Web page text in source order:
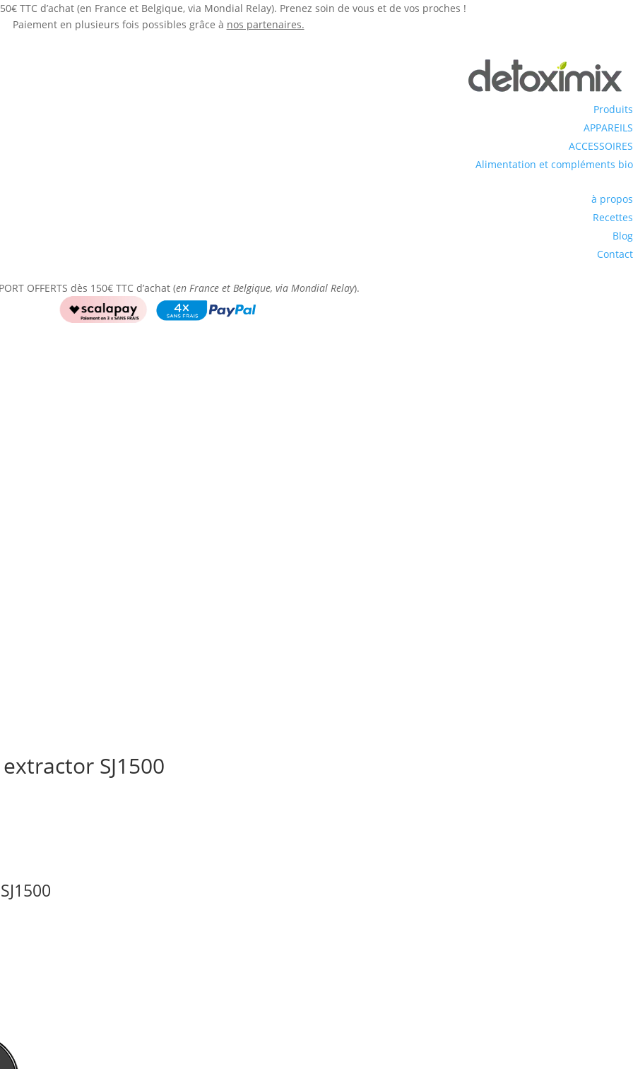
TTC d’achat (en France et Belgique, via Mondial Relay). Prenez soin de vous et de vos proches !
Paiement en plusieurs fois possibles grâce à nos partenaires.
Produits
APPAREILS
ACCESSOIRES
Alimentation et compléments bio
à propos
Recettes
Blog
Contact
OFFERTS dès 150€ TTC d’achat (en France et Belgique, via Mondial Relay).
SJ1500